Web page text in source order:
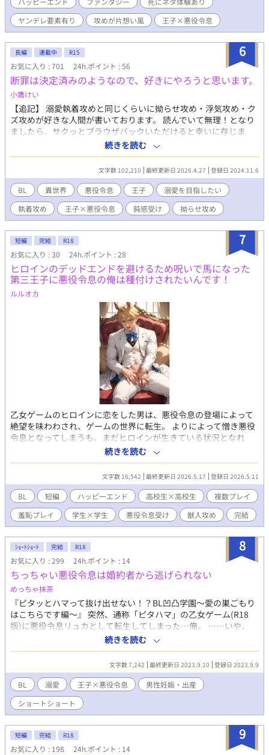
ヤンデレ要素有り
攻めが片想い風 王子×悪役令息
6
長編 連載中 R15
お気に入り : 701 24h.ポイント : 56
断罪は決定済みのようなので、好きにやろうと思います。
小鷹けい
【追記】 溺愛執着攻めと同じくらいに拗らせ攻め・浮気攻め・ク
ズ攻めが好きな人間が書いております。 読んでいて無理！となり
ましたら、サクッとブラウザバックいただけると幸いに存じま
す。 最終的にカプになるのは、あくまで王子×悪役令息です。
【追記終】 王子×悪役令息が書きたくなって、見切り発車で書き
始めました。 オリジナルＢＬ初心者です。生温かい目で見ていた
だけますとありがたく存じます。 自分が『悪役令息』と呼ばれる
存在だと気付いている主人公と、面倒くさい性格の王子と、過保
護な兄がいます。 ヒロイン(♂)役はいますが、あくまで王子×悪
役令息ものです。 最終的に執着溺愛に持って行けるようにしたい
と思っております。 ※第一王子の名前をレオンにするかラインに
するかで迷ってた当時の痕跡があったため、気付いた箇所は修正
しました。正しくはレオンハルトのところ、まだラインハルト表
記になっている箇所があるかもしれません。
続きを読む
文字数 102,210 最終更新日 2026.4.27 登録日 2024.11.6
BL 異世界 悪役令息 王子
溺愛を目指したい
執着攻め
王子×悪役令息 鈍感受け 拗らせ攻め
7
短編 完結 R18
お気に入り : 30 24h.ポイント : 28
ヒロインのデッドエンドを避けるため呪いで馬になった
第三王子に悪役令息の俺は種付けされたいんです！
ルルオカ
乙女ゲームのヒロインに恋をした男は、悪役令息の登場によって
絶望を味わわされ、ゲームの世界に転生。 よりによって憎き悪役
令息となってしまうも、まだヒロインが生きている状況となれ
ば、もちろん助けたいと思い、呪いを解く方法を調べたらまさか
のまさか、第三王子と・・・。 異世界転生もののBL小説です。
R18。 馬の獣人の王子×悪役令息。
続きを読む
文字数 16,542 最終更新日 2026.5.17 登録日 2026.5.11
BL 短編 ハッピーエンド 高校生×高校生
複数プレイ
羞恥プレイ
学生×学生 悪役令息受け 獣人攻め 完結
8
ｼｮｰﾄｼｮｰﾄ 完結 R18
お気に入り : 299 24h.ポイント : 14
ちっちゃい悪役令息は婚約者から逃げられない
めっちゃ抹茶
『ピタッとハマって抜け出せない！？BL凹凸学園〜愛の巣ごもり
はこちらです編〜』 突然、通称「ピタハマ」の乙女ゲーム(R18
版)に悪役令息リュカとして転生してしまった…俺。 ……いや、
…………………はは、ハハハ。 … …… ……… ムリだよぉぉおお
おお！！ だってこのゲームっ！特にR18版なんて！！ (ふぅ) (スゥ
ぅぅぅぅゥゥウ!!!) 相性の一番いいヤツとヤリまくって 学生の身
なのに子作りに励むゲームなんだぁぁぁあああ！！ 悪役とか関係
ないんだゾ！！！！ ムリだよぉぉおおおお！！！！！！ (ナレー
ター:俺) さて、貞操を守りつつ無事に学園から脱出出来るの
か！？ 俺の運命やいかに………！ 盛り上がった気分のまま突っ走
って書いた話です。テンションは常にジェットコースター ちっち
ゃいのに男前なの、可愛い。 溺愛ﾃﾞﾛﾃﾞﾛエロ注意。 R-18には＊付
けてます
続きを読む
文字数 7,242 最終更新日 2023.9.10 登録日 2023.9.9
BL 溺愛 王子×悪役令息
男性妊娠・出産
ショートショート
9
短編 完結 R18
お気に入り : 198 24h.ポイント : 14